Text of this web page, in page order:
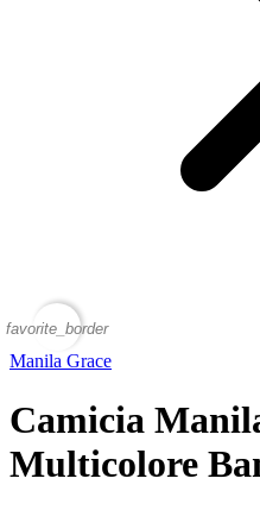
favorite_border
Manila Grace
Camicia
Multicolore